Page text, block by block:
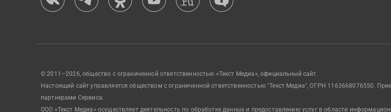
© 2011—2026, общество с ограниченной ответственностью «Текст Медиа», официальный сайт.
Настоящий сайт управляется обществом с ограниченной ответственностью "Текст Медиа", ОГРН 1163668076550.
партнерами Сервиса.
ООО «Текст Медиа» осуществляет деятельность по обработке данных и предоставлению услуг в области